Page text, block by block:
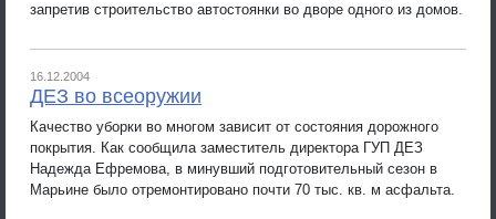
запретив строительство автостоянки во дворе одного из домов.
16.12.2004
ДЕЗ во всеоружии
Качество уборки во многом зависит от состояния дорожного
покрытия. Как сообщила заместитель директора ГУП ДЕЗ
Надежда Ефремова, в минувший подготовительный сезон в
Марьине было отремонтировано почти 70 тыс. кв. м асфальта.